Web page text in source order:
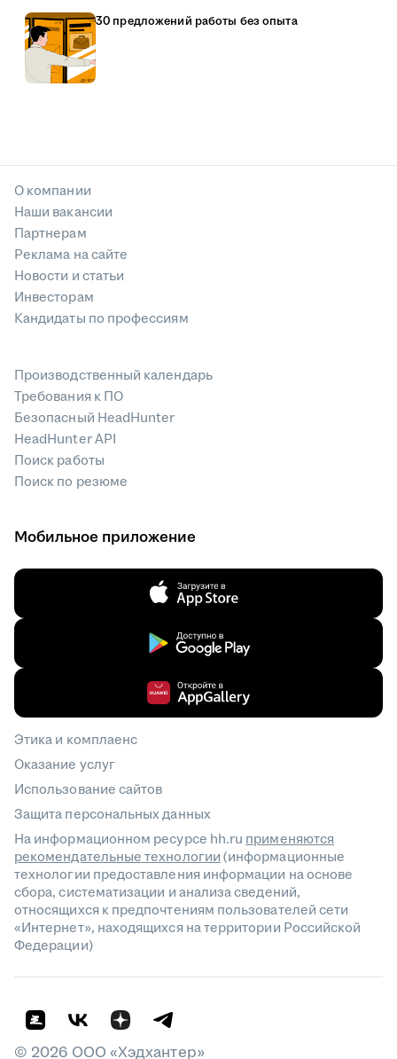
30 предложений работы без опыта
О компании
Наши вакансии
Партнерам
Реклама на сайте
Новости и статьи
Инвесторам
Кандидаты по профессиям
Производственный календарь
Требования к ПО
Безопасный HeadHunter
HeadHunter API
Поиск работы
Поиск по резюме
Мобильное приложение
Этика и комплаенс
Оказание услуг
Использование сайтов
Защита персональных данных
На информационном ресурсе hh.ru применяются
рекомендательные технологии(информационные
технологии предоставления информации на основе
сбора, систематизации и анализа сведений,
относящихся к предпочтениям пользователей сети
«Интернет», находящихся на территории Российской
Федерации)
© 2026 ООО «Хэдхантер»